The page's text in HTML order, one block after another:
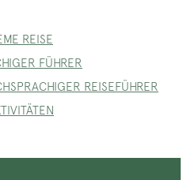
REISE
FÜHRER
REISEFÜHRER